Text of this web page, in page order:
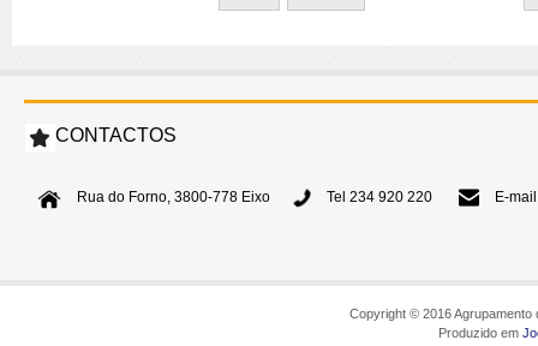
CONTACTOS
Rua do Forno, 3800-778 Eixo Tel 234 920 220 E-
Copyright © 2016
Produzido em